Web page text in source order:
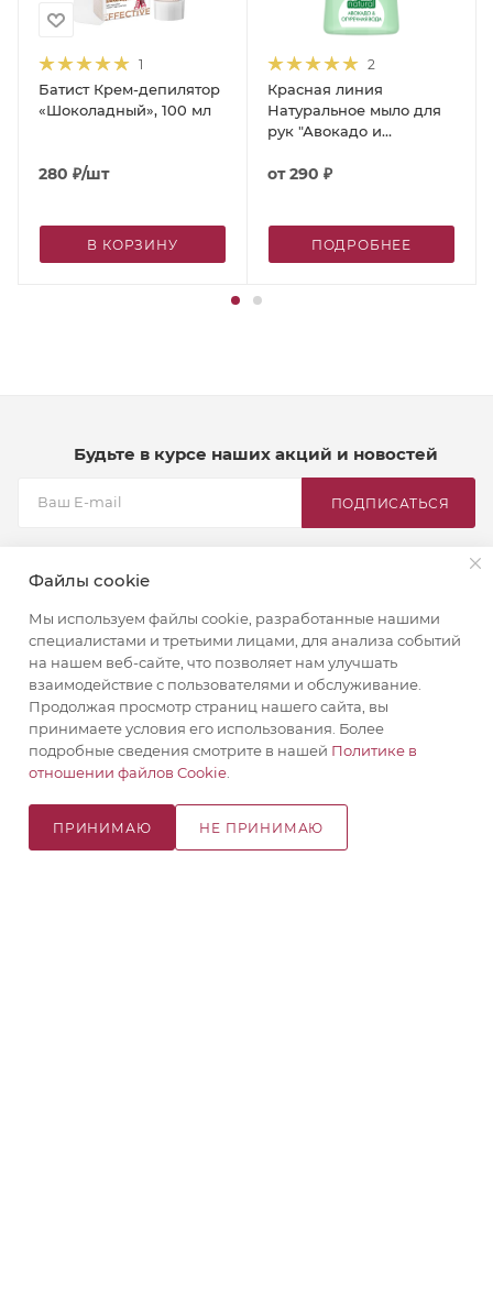
В КОРЗИНУ
1
Батист Крем-депилятор
«Шоколадный», 100 мл
280 ₽/шт
В КОРЗИНУ
2
Красная линия
Натуральное мыло для
рук "Авокадо и
от290 ₽
ПОДРОБНЕЕ
Будьте в курсе наших акций и новостей
ПОДПИСАТЬСЯ
КАТАЛОГ
О КОМПАНИИ
ГДЕ КУПИТЬ
Файлы cookie
Мы используем файлы cookie, разработанные нашими
специалистами и третьими лицами, для анализа событий
на нашем веб-сайте, что позволяет нам улучшать
взаимодействие с пользователями и обслуживание.
Продолжая просмотр страниц нашего сайта, вы
принимаете условия его использования. Более
подробные сведения смотрите в нашей Политике в
отношении файлов Cookie
ПРИНИМАЮ НЕ ПРИНИМАЮ